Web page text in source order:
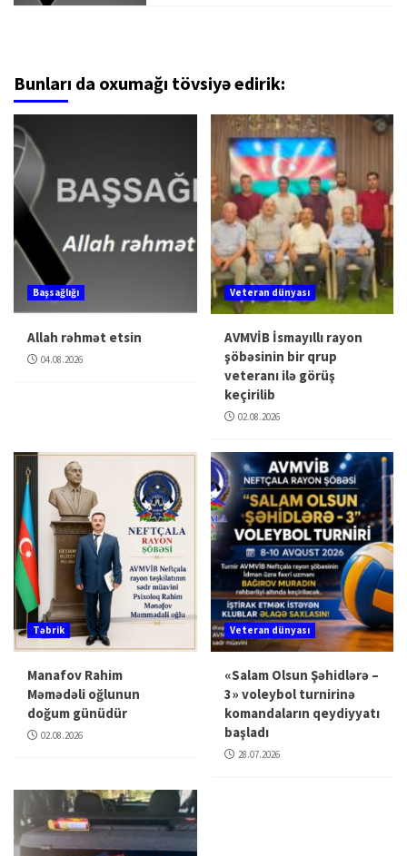
Bunları da oxumağı tövsiyə edirik:
Başsağlığı
Allah rəhmət etsin
04.08.2026
Veteran dünyası
AVMVİB İsmayıllı rayon
şöbəsinin bir qrup
veteranı ilə görüş
keçirilib
02.08.2026
Təbrik
Manafov Rahim
Məmədəli oğlunun
doğum günüdür
02.08.2026
Veteran dünyası
«Salam Olsun Şəhidlərə –
3» voleybol turnirinə
komandaların qeydiyyatı
başladı
28.07.2026